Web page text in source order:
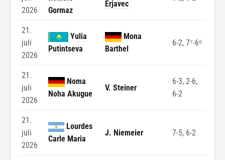
2026
Gormaz
Erjavec
21.
juli
2026
Yulia
Putintseva
Mona
Barthel
6-2, 7⁷-6⁵
21.
juli
2026
Noma
Noha Akugue
V. Steiner
6-3, 2-6,
6-2
21.
juli
2026
Lourdes
Carle Maria
J. Niemeier 7-5, 6-2